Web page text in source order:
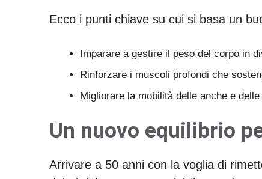
Ecco i punti chiave su cui si basa un
Imparare a gestire il peso del corpo in
Rinforzare i muscoli profondi che
Migliorare la mobilità delle anche e
Un nuovo equilibrio
Arrivare a 50 anni con la voglia di